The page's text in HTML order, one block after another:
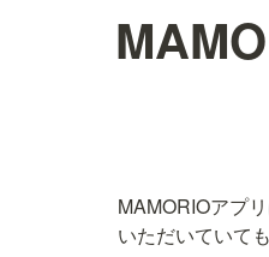
MAMORIOアプ
いただいていて